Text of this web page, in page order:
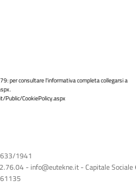
per consultare l'informativa completa collegarsi a
.
CookiePolicy.aspx
633/1941
- info@eutekne.it - Capitale